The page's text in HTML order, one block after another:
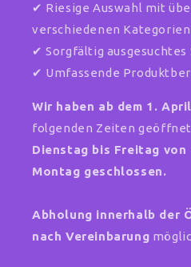
✔ Riesige Auswahl mit
verschiedenen Kategorien
✔ Sorgfältig
✔ Umfassende
Wir haben ab dem 1.
folgenden Zeiten
Dienstag bis Freitag von
Montag geschlossen.
Abholung innerhalb der
nach Vereinbarung